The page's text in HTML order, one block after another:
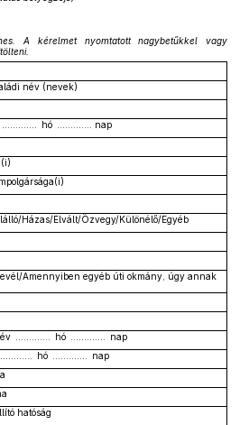
A kérelmet nyomtatott nagybetűkkel vagy
név (nevek)
hó ............. nap
Házas/Elvált/Özvegy/Különélő/Egyéb
Amennyiben egyéb úti okmány, úgy annak
............. hó ............. nap
hó ............. nap
hatóság